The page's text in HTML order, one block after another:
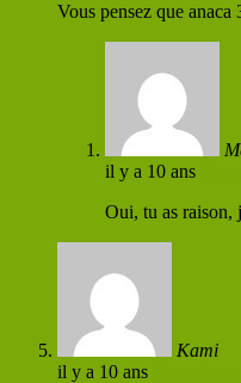
Vous pensez que
il y a 10 ans
Oui, tu as
Kami
il y a 10 ans